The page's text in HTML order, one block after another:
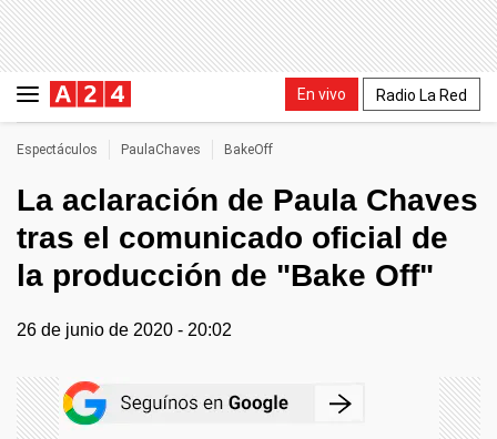
En vivo Radio La Red
Espectáculos PaulaChaves BakeOff
La aclaración de Paula Chaves
tras el comunicado oficial de
la producción de "Bake Off"
26 de junio de 2020 - 20:02